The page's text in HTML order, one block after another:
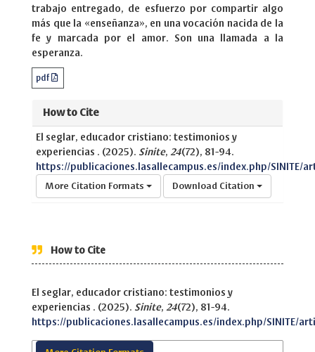
trabajo entregado, de esfuerzo por compartir algo
más que la «enseñanza», en una vocación nacida de la
fe y marcada por el amor. Son una llamada a la
esperanza.
pdf
How to Cite
El seglar, educador cristiano: testimonios y
experiencias . (2025). Sinite, 24(72), 81-94.
https://publicaciones.lasallecampus.es/index.php/SINITE/
More Citation Formats Download Citation
How to Cite
El seglar, educador cristiano: testimonios y
experiencias . (2025). Sinite, 24(72), 81-94.
https://publicaciones.lasallecampus.es/index.php/SINITE/